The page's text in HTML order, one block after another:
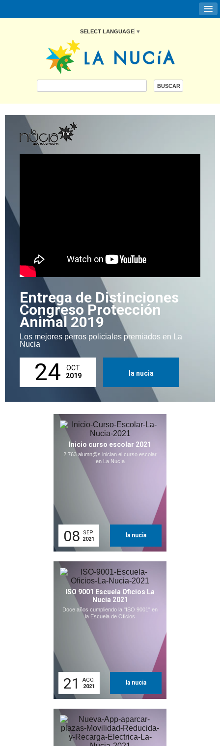
SELECT LANGUAGE ▼
Entrega de Distinciones
Congreso Protección
Animal 2019
Los mejores perros policiales premiados en La
Nucia
24
OCT.
2019
la nucia
Inicio curso escolar 2021
2.763 alumn@s inician el curso escolar
en La Nucía
08
SEP.
2021
la nucia
ISO 9001 Escuela Oficios La
Nucía 2021
Doce años cumpliendo la "ISO 9001" en
la Escuela de Oficios
21
AGO.
2021
la nucia